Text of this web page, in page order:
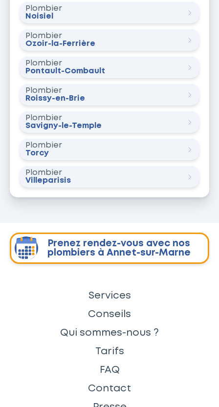
Plombier
Noisiel
Plombier
Ozoir-la-Ferrière
Plombier
Pontault-Combault
Plombier
Roissy-en-Brie
Plombier
Savigny-le-Temple
Plombier
Torcy
Plombier
Villeparisis
Prenez rendez-vous avec nos
plombiers à Annet-sur-Marne
Services
Conseils
Qui sommes-nous ?
Tarifs
FAQ
Contact